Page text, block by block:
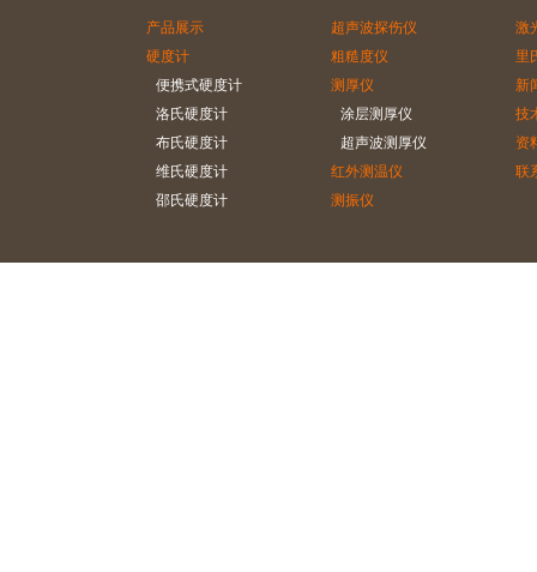
产品展示
硬度计
便携式硬度计
洛氏硬度计
布氏硬度计
维氏硬度计
邵氏硬度计
超声波探伤仪
粗糙度仪
测厚仪
涂层测厚仪
超声波测厚仪
红外测温仪
测振仪
激
里
新
技
资
联